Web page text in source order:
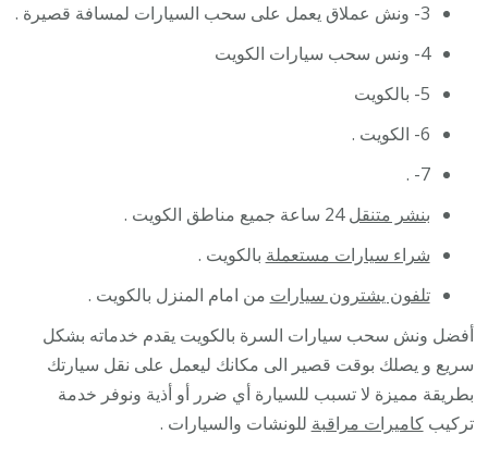
3- ونش عملاق يعمل على سحب السيارات لمسافة قصيرة .
4- ونس سحب سيارات الكويت
5- بالكويت
6- الكويت .
7- .
بنشر متنقل24 ساعة جميع مناطق الكويت .
شراء سيارات مستعملة بالكويت .
تلفون يشترون سيارات من امام المنزل بالكويت .
أفضل ونش سحب سيارات السرة بالكويت يقدم خدماته بشكل
سريع و يصلك بوقت قصير الى مكانك ليعمل على نقل سيارتك
بطريقة مميزة لا تسبب للسيارة أي ضرر أو أذية ونوفر خدمة
تركيبكاميرات مراقبة للونشات والسيارات .